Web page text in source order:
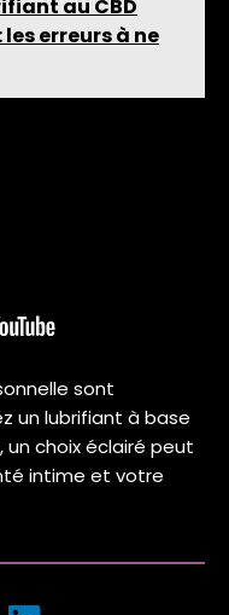
au CBD
erreurs à ne
sont
un lubrifiant à base
un choix éclairé peut
intime et votre